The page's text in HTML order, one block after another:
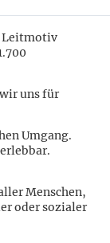
Leitmotiv
uns für
Umgang.
Menschen,
oder sozialer